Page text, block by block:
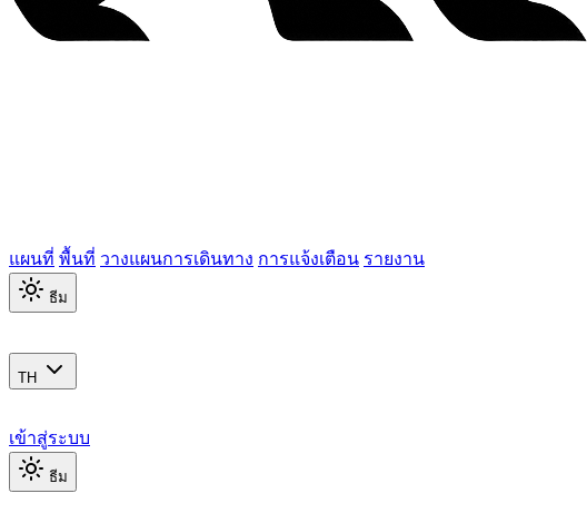
แผนที่ พื้นที่ วางแผนการเดินทาง การแจ้งเตือน รายงาน
ธีม
TH
เข้าสู่ระบบ
ธีม